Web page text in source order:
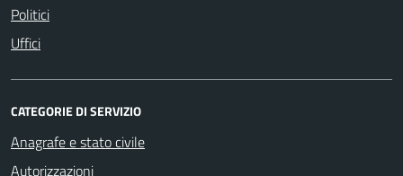
Politici
Uffici
CATEGORIE DI SERVIZIO
Anagrafe e stato civile
Autorizzazioni